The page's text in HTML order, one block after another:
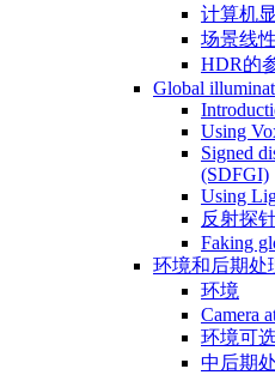
计算机
场景线
HDR的
Global
Using
Signed
(SDFGI)
Using
反射探
Faking
环境和后期处
环境
Camera
环境可
中后期